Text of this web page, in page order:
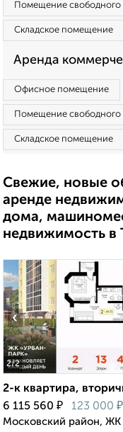
Помещение свободного
Складское помещение
Аренда
Офисное помещение
Помещение свободного
Складское помещение
Свежие, новые
аренде
дома,
недвижимость в
2/2
‹
2-к квартира,
6 115 560 ₽ 123 000 ₽
Московский район, ЖК